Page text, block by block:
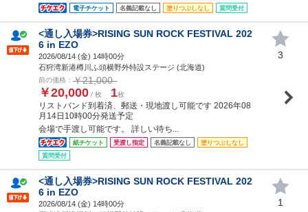
電子チケット 名義記載なし 塗りつぶしなし 質問受付
<通し入場券>RISING SUN ROCK FESTIVAL 202
6 in EZO
2026/08/14 (金) 14時00分
石狩湾新港樽川ふ頭横野外特設ステージ (北海道)
前の価格： ￥21,000
￥20,000 / 枚 1枚
リストバンド到着済、郵送・現地渡し可能です 2026年08
月14日10時00分発送予定
会場で手渡し可能です。 詳しい待ち...
紙チケット 受渡し指定 名義記載なし
塗りつぶしなし
質問受付
3
<通し入場券>RISING SUN ROCK FESTIVAL 202
6 in EZO
2026/08/14 (金) 14時00分
1